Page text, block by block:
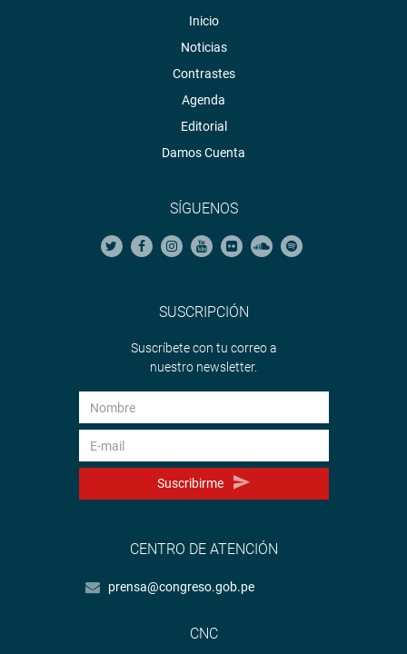
Inicio
Noticias
Contrastes
Agenda
Editorial
Damos Cuenta
SÍGUENOS
SUSCRIPCIÓN
Suscríbete con tu correo a
nuestro newsletter.
Suscribirme
CENTRO DE ATENCIÓN
prensa@congreso.gob.pe
CNC